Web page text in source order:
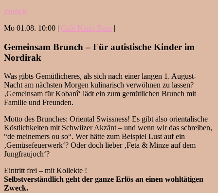
Zurück
Mo 01.08. 10:00 | Café Kairo Bern |
Gemeinsam Brunch – Für autistische Kinder im
Nordirak
Was gibts Gemütlicheres, als sich nach einer langen 1. August-
Nacht am nächsten Morgen kulinarisch verwöhnen zu lassen?
‚Gemeinsam für Kobanî‘ lädt ein zum gemütlichen Brunch mit
Familie und Freunden.
Motto des Brunches: Oriental Swissness! Es gibt also orientalische
Köstlichkeiten mit Schwiizer Akzänt – und wenn wir das schreiben,
“de meinemers ou so“. Wer hätte zum Beispiel Lust auf ein
‚Gemüsefeuerwerk‘? Oder doch lieber ‚Feta & Minze auf dem
Jungfraujoch‘?
Eintritt frei – mit Kollekte !
Selbstverständlich geht der ganze Erlös an einen wohltätigen
Zweck.